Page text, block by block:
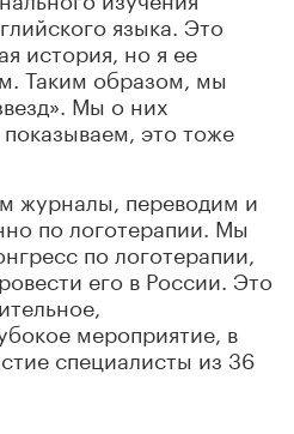
языка. Это
история, но я ее
Таким образом, мы
Мы о них
это тоже
журналы, переводим и
по логотерапии. Мы
по логотерапии,
его в России. Это
мероприятие, в
специалисты из 36